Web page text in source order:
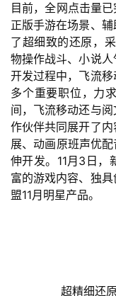
手
机
游
戏
单
机
游
戏
休
目前，全网点击量
正版手游在场景、
了超细致的还原，
物操作战斗、小说人
开发过程中，飞流
多个重要职位，力
间，飞流移动还与
作伙伴共同展开了
展、动画原班声优
伸开发。11月3日，
富的游戏内容、独
盟11月明星产品。
超精细还